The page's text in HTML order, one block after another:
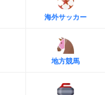
海外サッカー
地方競馬